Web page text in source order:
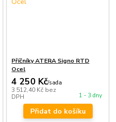
Příčníky ATERA Signo RTD
Ocel
4 250 Kč/sada
3 512,40 Kč bez
DPH
1 - 3 dny
Přidat do košíku